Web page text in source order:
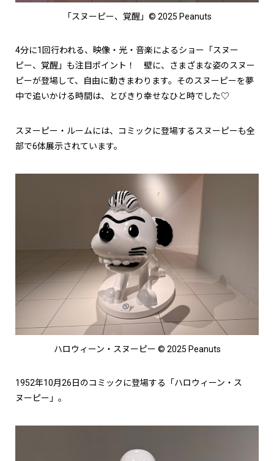
「スヌーピー、覚醒」© 2025 Peanuts
4分に1回行われる、映像・光・音楽によるショー「スヌー
ピー、覚醒」も注目ポイント！ 壁に、さまざまな姿のスヌー
ピーが登場して、自由に動きまわります。そのスヌーピーを夢
中で追いかける時間は、とびきり幸せなひと時でした♡
スヌーピー・ルームには、コミックに登場するスヌーピーも全
部で6体展示されています。
ハロウィーン・スヌーピー © 2025 Peanuts
1952年10月26日のコミックに登場する「ハロウィーン・ス
ヌーピー」。